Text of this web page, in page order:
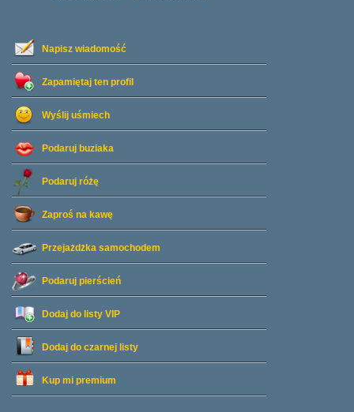
Napisz wiadomość
Zapamiętaj ten profil
Wyślij uśmiech
Podaruj buziaka
Podaruj różę
Zaproś na kawę
Przejażdżka samochodem
Podaruj pierścień
Dodaj do listy VIP
Dodaj do czarnej listy
Kup mi premium